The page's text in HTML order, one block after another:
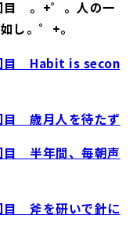
目 。+゜。人の一
し。゜+。
目 Habit is secon
目 歳月人を待たず
目 半年間、毎朝声
目 斧を研いで針に